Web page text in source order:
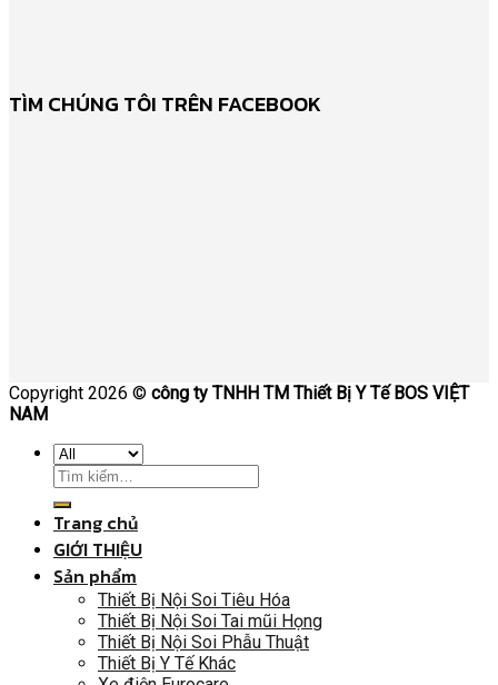
TÌM CHÚNG TÔI TRÊN FACEBOOK
Copyright 2026 © công ty TNHH TM Thiết Bị Y Tế BOS VIỆT
NAM
Trang chủ
GIỚI THIỆU
Sản phẩm
Thiết Bị Nội Soi Tiêu Hóa
Thiết Bị Nội Soi Tai mũi Họng
Thiết Bị Nội Soi Phẫu Thuật
Thiết Bị Y Tế Khác